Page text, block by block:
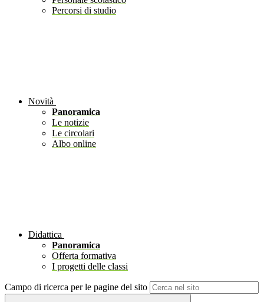
Percorsi di studio
Novità
Panoramica
Le notizie
Le circolari
Albo online
Didattica
Panoramica
Offerta formativa
I progetti delle classi
Campo di ricerca per le pagine del sito